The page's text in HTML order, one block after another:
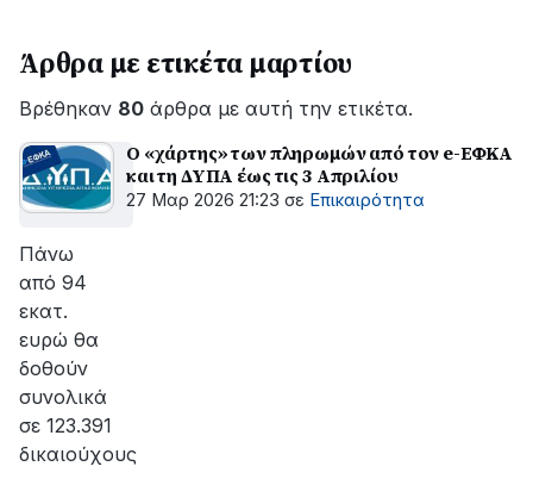
εξέλιξη
οι
εργασίες
ΔΕΔΔΗΕ
για
την
της
βλάβης
Άρθρα με ετικέτα μαρτίου
Βρέθηκαν 80 άρθρα με αυτή την ετικέτα.
Ο «χάρτης» των πληρωμών από τον e-ΕΦΚΑ
και τη ΔΥΠΑ έως τις 3 Απριλίου
27 Μαρ 2026 21:23 σε Επικαιρότητα
Πάνω
από 94
εκατ.
ευρώ θα
δοθούν
συνολικά
σε 123.391
δικαιούχους